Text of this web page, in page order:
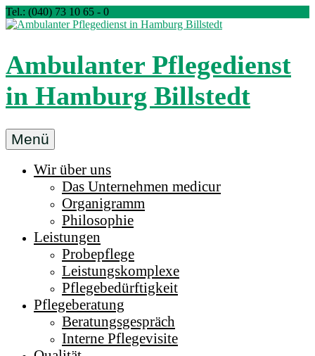
Zum
Inhalt
Tel.: (040) 73 10 65 - 0
Ambulanter Pflegedienst
in Hamburg Billstedt
Ambulanter
Pflegedienst
medicur
Billstedt
Hamburg
Menü
Wir über uns
Das Unternehmen medicur
Organigramm
Philosophie
Leistungen
Probepflege
Leistungskomplexe
Pflegebedürftigkeit
Pflegeberatung
Beratungsgespräch
Interne Pflegevisite